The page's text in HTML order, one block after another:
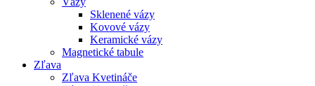
Sklenené vázy
Kovové vázy
Keramické vázy
Magnetické tabule
Zľava
Zľava Kvetináče